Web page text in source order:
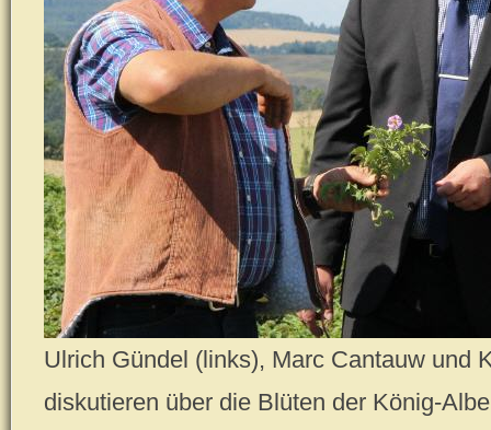
Ulrich Gündel (links), Marc Cantauw und
diskutieren über die Blüten der König-